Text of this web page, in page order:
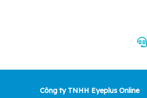
Công ty TNHH Eyeplus Online